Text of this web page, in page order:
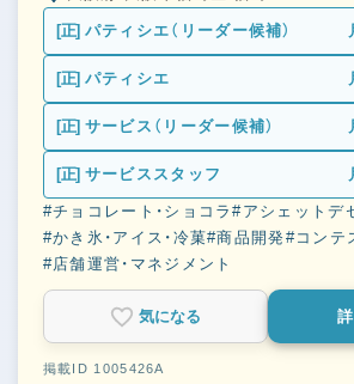
[正] パティシエ（リーダー候補）
[正] パティシエ
[正] サービス（リーダー候補）
[正] サービススタッフ
#チョコレート・ショコラ#アシェットデ
#かき氷・アイス・冷菓#商品開発#コンテ
#店舗運営・マネジメント
気になる
掲載ID 1005426A